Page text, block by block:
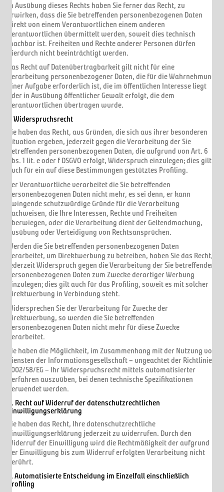
In Ausübung dieses Rechts haben Sie ferner das Recht, zu
erwirken, dass die Sie betreffenden personenbezogenen Daten
direkt von einem Verantwortlichen einem anderen
Verantwortlichen übermittelt werden, soweit dies technisch
machbar ist. Freiheiten und Rechte anderer Personen dürfen
hierdurch nicht beeinträchtigt werden.
Das Recht auf Datenübertragbarkeit gilt nicht für eine
Verarbeitung personenbezogener Daten, die für die Wahrnehmung
einer Aufgabe erforderlich ist, die im öffentlichen Interesse liegt
oder in Ausübung öffentlicher Gewalt erfolgt, die dem
Verantwortlichen übertragen wurde.
7. Widerspruchsrecht
Sie haben das Recht, aus Gründen, die sich aus ihrer besonderen
Situation ergeben, jederzeit gegen die Verarbeitung der Sie
betreffenden personenbezogenen Daten, die aufgrund von Art. 6
Abs. 1 lit. e oder f DSGVO erfolgt, Widerspruch einzulegen; dies gilt
auch für ein auf diese Bestimmungen gestütztes Profiling.
Der Verantwortliche verarbeitet die Sie betreffenden
personenbezogenen Daten nicht mehr, es sei denn, er kann
zwingende schutzwürdige Gründe für die Verarbeitung
nachweisen, die Ihre Interessen, Rechte und Freiheiten
überwiegen, oder die Verarbeitung dient der Geltendmachung,
Ausübung oder Verteidigung von Rechtsansprüchen.
Werden die Sie betreffenden personenbezogenen Daten
verarbeitet, um Direktwerbung zu betreiben, haben Sie das Recht,
jederzeit Widerspruch gegen die Verarbeitung der Sie betreffenden
personenbezogenen Daten zum Zwecke derartiger Werbung
einzulegen; dies gilt auch für das Profiling, soweit es mit solcher
Direktwerbung in Verbindung steht.
Widersprechen Sie der Verarbeitung für Zwecke der
Direktwerbung, so werden die Sie betreffenden
personenbezogenen Daten nicht mehr für diese Zwecke
verarbeitet.
Sie haben die Möglichkeit, im Zusammenhang mit der Nutzung von
Diensten der Informationsgesellschaft – ungeachtet der Richtlinie
2002/58/EG – Ihr Widerspruchsrecht mittels automatisierter
Verfahren auszuüben, bei denen technische Spezifikationen
verwendet werden.
8. Recht auf Widerruf der datenschutzrechtlichen
Einwilligungserklärung
Sie haben das Recht, Ihre datenschutzrechtliche
Einwilligungserklärung jederzeit zu widerrufen. Durch den
Widerruf der Einwilligung wird die Rechtmäßigkeit der aufgrund
der Einwilligung bis zum Widerruf erfolgten Verarbeitung nicht
berührt.
9. Automatisierte Entscheidung im Einzelfall einschließlich
Profiling